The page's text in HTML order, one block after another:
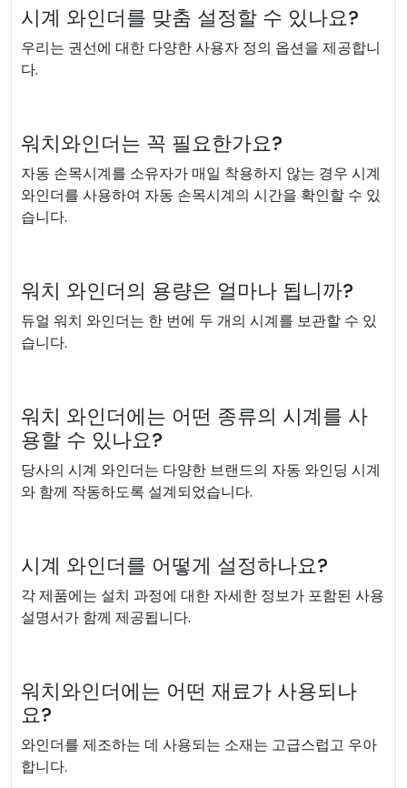
시계 와인더를 맞춤 설정할 수 있나요?
우리는 권선에 대한 다양한 사용자 정의 옵션을 제공합니
다.
워치와인더는 꼭 필요한가요?
자동 손목시계를 소유자가 매일 착용하지 않는 경우 시계
와인더를 사용하여 자동 손목시계의 시간을 확인할 수 있
습니다.
워치 와인더의 용량은 얼마나 됩니까?
듀얼 워치 와인더는 한 번에 두 개의 시계를 보관할 수 있
습니다.
워치 와인더에는 어떤 종류의 시계를 사
용할 수 있나요?
당사의 시계 와인더는 다양한 브랜드의 자동 와인딩 시계
와 함께 작동하도록 설계되었습니다.
시계 와인더를 어떻게 설정하나요?
각 제품에는 설치 과정에 대한 자세한 정보가 포함된 사용
설명서가 함께 제공됩니다.
워치와인더에는 어떤 재료가 사용되나
요?
와인더를 제조하는 데 사용되는 소재는 고급스럽고 우아
합니다.